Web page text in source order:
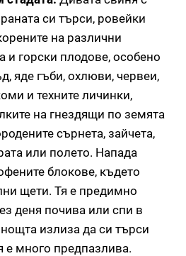
си търси, ровейки
на различни
и горски плодове, особено
яде гъби, охлюви, червеи,
и техните личинки,
на гнездящи по земята
сърнета, зайчета,
или полето. Напада
блокове, където
щети. Тя е предимно
деня почива или спи в
излиза да си търси
е много предпазлива.